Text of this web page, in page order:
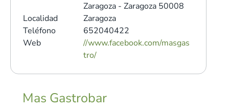
Zaragoza - Zaragoza 50008
Localidad
Zaragoza
Teléfono
652040422
Web
//www.facebook.com/masgas
tro/
Mas Gastrobar